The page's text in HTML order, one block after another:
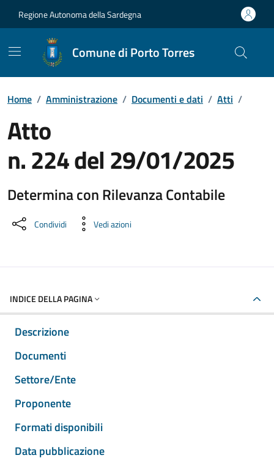
Regione Autonoma della Sardegna
Comune di Porto Torres
Home / Amministrazione / Documenti e dati / Atti /
Atto
n. 224 del 29/01/2025
Determina con Rilevanza Contabile
Dettaglio del documento
Condividi Vedi azioni
INDICE DELLA PAGINA
Descrizione
Documenti
Settore/Ente
Proponente
Formati disponibili
Data pubblicazione